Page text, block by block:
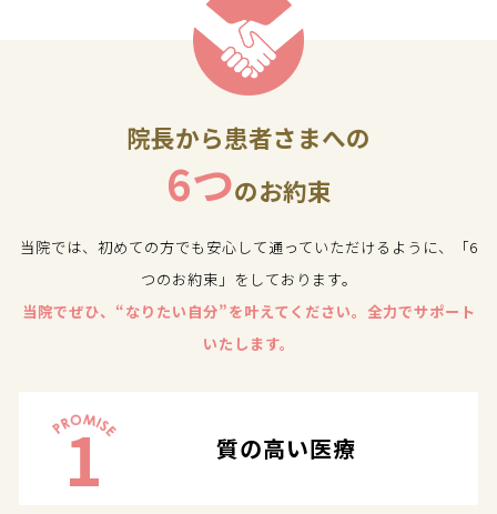
院長から患者さまへの
6つのお約束
当院では、初めての方でも安心して通っていただけるように、「6
つのお約束」をしております。
当院でぜひ、“なりたい自分”を叶えてください。全力でサポート
いたします。
1 質の高い医療